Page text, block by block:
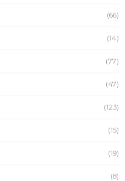
(66)
(14)
(77)
(47)
(123)
(15)
(19)
(8)